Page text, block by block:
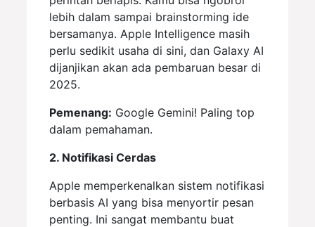
lebih dalam sampai brainstorming ide
bersamanya. Apple Intelligence masih
perlu sedikit usaha di sini, dan Galaxy AI
dijanjikan akan ada pembaruan besar di
2025.
Pemenang: Google Gemini! Paling top
dalam pemahaman.
2. Notifikasi Cerdas
Apple memperkenalkan sistem notifikasi
berbasis AI yang bisa menyortir pesan
penting. Ini sangat membantu buat